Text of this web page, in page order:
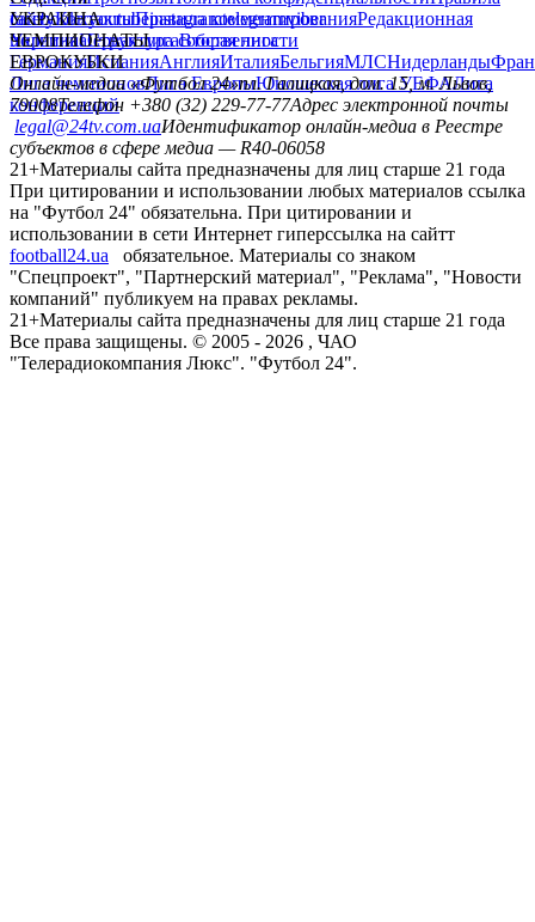
сайтуКонтактыПравила комментированияРедакционная
политикаСтруктура собственности
facebookxyoutubeinstagramtelegramviber
УКРАИНА
УкраинаПервая лигаВторая лига
ЧЕМПИОНАТЫ
ГерманияИспанияАнглияИталияБельгияМЛСНидерланды
ЕВРОКУБКИ
Лига чемпионовЛига ЕвропыЮношеская лига УЕФАЛига
конференций
Онлайн-медиа «Футбол 24»пл. Галицкая, дом. 15, м. Львов,
79008Телефон +380 (32) 229-77-77Адрес электронной почты
legal@24tv.com.uaИдентификатор онлайн-медиа в Реестре
субъектов в сфере медиа — R40-06058
21+Материалы сайта предназначены для лиц старше 21 года
При цитировании и использовании любых материалов ссылка
на "Футбол 24" обязательна. При цитировании и
использовании в сети Интернет гиперссылка на сайтт
football24.ua
обязательное. Материалы со знаком
"Спецпроект", "Партнерский материал", "Реклама", "Новости
компаний" публикуем на правах рекламы.
21+Материалы сайта предназначены для лиц старше 21 года
Все права защищены. © 2005 - 2026 , ЧАО
"Телерадиокомпания Люкс". "Футбол 24".